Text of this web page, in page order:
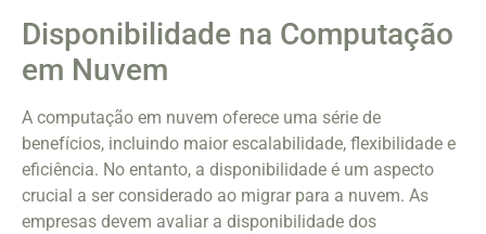
Disponibilidade na Computação
em Nuvem
A computação em nuvem oferece uma série de
benefícios, incluindo maior escalabilidade, flexibilidade e
eficiência. No entanto, a disponibilidade é um aspecto
crucial a ser considerado ao migrar para a nuvem. As
empresas devem avaliar a disponibilidade dos